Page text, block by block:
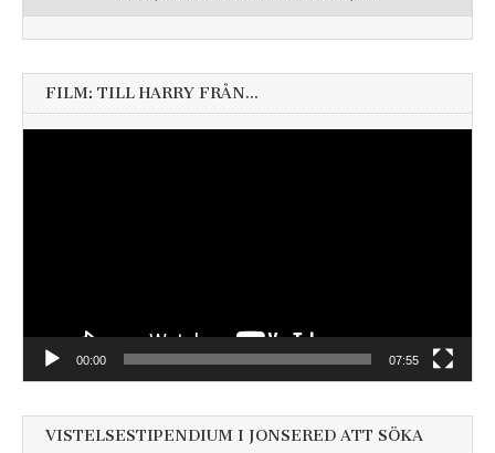
FILM: TILL HARRY FRÅN…
00:00 07:55
VISTELSESTIPENDIUM I JONSERED ATT SÖKA